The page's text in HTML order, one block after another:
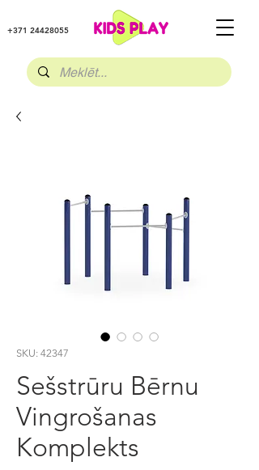
+371 24428055
SKU: 42347
Sešstrūru Bērnu
Vingrošanas
Komplekts